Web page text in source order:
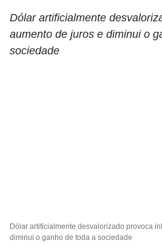
Dólar artificialmente
aumento de juros e diminui o
sociedade
Dólar artificialmente desvalorizado provoca
diminui o ganho de toda a sociedade